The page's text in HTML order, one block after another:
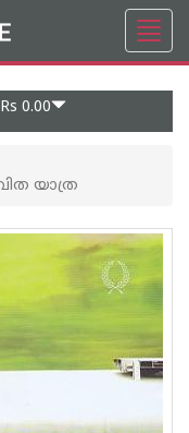
Rs 0.00
യാത്ര